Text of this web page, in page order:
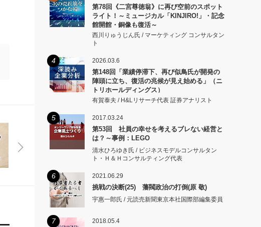
第78回《二宮尊徳翁》に再び空前のスポット
ライト！～ミュージカル「KINJIRO!」・記念
館開館・銅像も復活～
西川りゅうじん氏 / マーケティング コンサルタン
ト
4 2026.03.6
第148回「業績停滞下、再び似鳥氏が開発の
陣頭に立ち、復活の兆候が見え始める」（ニ
トリホールディングス）
有賀泰夫 / H&Lリサーチ代表 証券アナリスト
5 2017.03.24
第53回 社員の幸せを考えるブレない経営と
は？～事例：LEGO
清水ひろゆき氏 / ビジネスモデルコンサルタン
ト・Ｈ＆Ｈコンサルティング代表
6 2021.06.29
挑戦の決断(25) 藩閥政治の打倒(原 敬)
宇惠一郎氏 / 元読売新聞東京本社国際部編集委員
7 2018.05.4